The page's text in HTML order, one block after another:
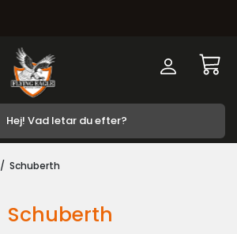
/ Schuberth
Schuberth